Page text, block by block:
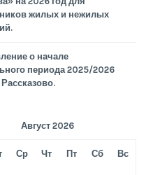
жилых и нежилых
о начале
периода 2025/2026
Рассказово.
Август 2026
Ср Чт Пт Сб Вс